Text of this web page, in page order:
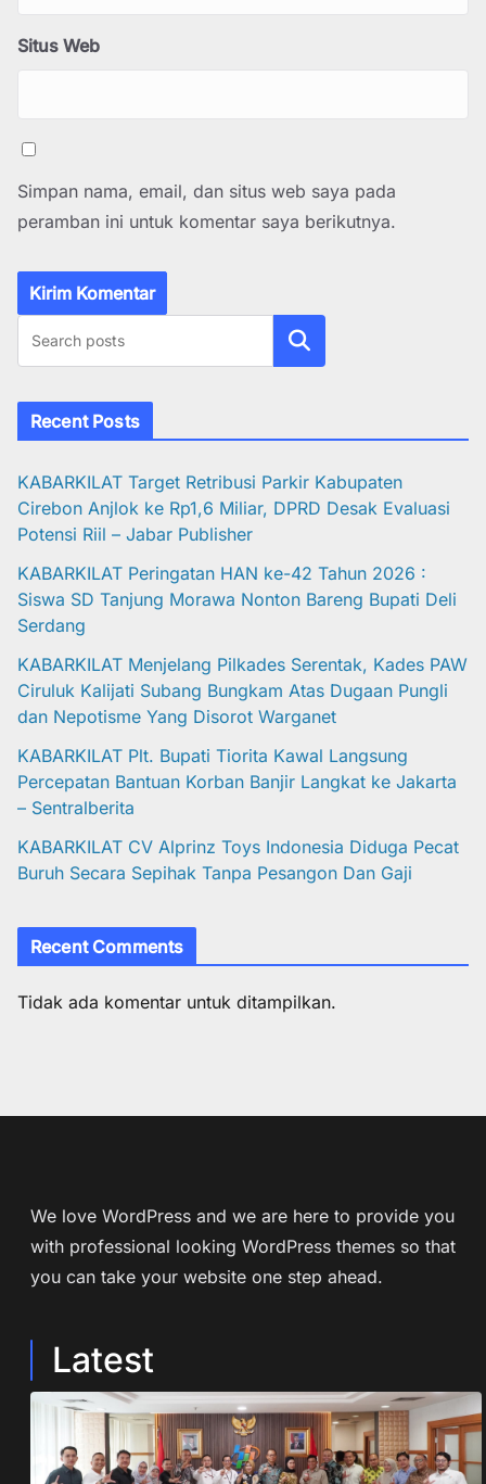
Situs Web
Simpan nama, email, dan situs web saya pada
peramban ini untuk komentar saya berikutnya.
Cari
Recent Posts
KABARKILAT Target Retribusi Parkir Kabupaten
Cirebon Anjlok ke Rp1,6 Miliar, DPRD Desak Evaluasi
Potensi Riil – Jabar Publisher
KABARKILAT Peringatan HAN ke-42 Tahun 2026 :
Siswa SD Tanjung Morawa Nonton Bareng Bupati Deli
Serdang
KABARKILAT Menjelang Pilkades Serentak, Kades PAW
Ciruluk Kalijati Subang Bungkam Atas Dugaan Pungli
dan Nepotisme Yang Disorot Warganet
KABARKILAT Plt. Bupati Tiorita Kawal Langsung
Percepatan Bantuan Korban Banjir Langkat ke Jakarta
– Sentralberita
KABARKILAT CV Alprinz Toys Indonesia Diduga Pecat
Buruh Secara Sepihak Tanpa Pesangon Dan Gaji
Recent Comments
Tidak ada komentar untuk ditampilkan.
We love WordPress and we are here to provide you
with professional looking WordPress themes so that
you can take your website one step ahead.
Latest